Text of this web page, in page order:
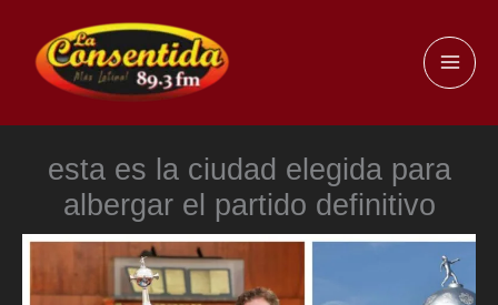
contenido
esta es la ciudad elegida para
albergar el partido definitivo